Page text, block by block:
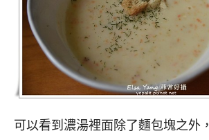
可以看到濃湯裡面除了麵包塊之外，